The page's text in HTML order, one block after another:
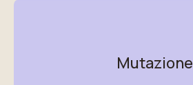
Mutazione